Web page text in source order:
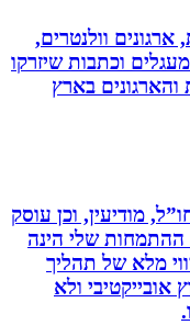
וולנטרים,
וכתבות שיזרקו
בארץ
וכן עוסק
שלי הינה
של תהליך
ולא